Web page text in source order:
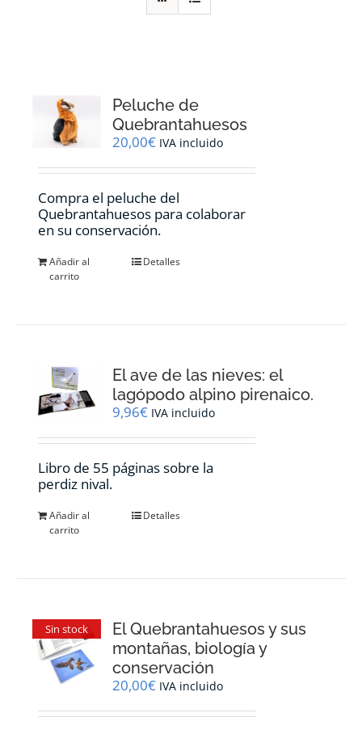
CONTACTO
CARRITO
Peluche de
Quebrantahuesos
20,00€ IVA incluido
Compra el peluche del
Quebrantahuesos para colaborar
en su conservación.
Añadir al
carrito
Detalles
El ave de las nieves: el
lagópodo alpino pirenaico.
9,96€ IVA incluido
Libro de 55 páginas sobre la
perdiz nival.
Añadir al
carrito
Detalles
Sin stock
El Quebrantahuesos y sus
montañas, biología y
conservación
20,00€ IVA incluido